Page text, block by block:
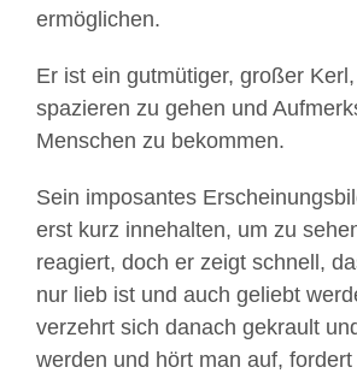
ermöglichen.
Er ist ein gutmütiger, großer
spazieren zu gehen und
Menschen zu bekommen.
Sein imposantes
erst kurz innehalten, um zu
reagiert, doch er zeigt schnell,
nur lieb ist und auch geliebt
verzehrt sich danach gekrault
werden und hört man auf,